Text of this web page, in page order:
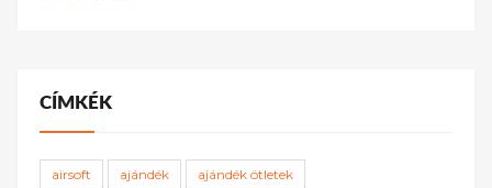
CÍMKÉK
airsoft ajándék ajándék ötletek